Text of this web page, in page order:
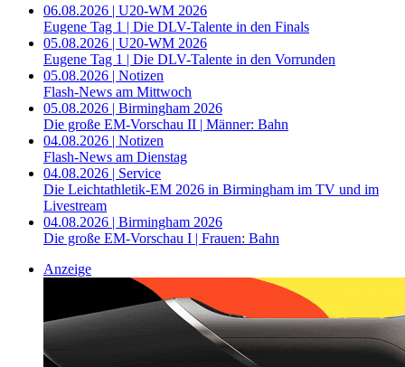
06.08.2026 | U20-WM 2026
Eugene Tag 1 | Die DLV-Talente in den Finals
05.08.2026 | U20-WM 2026
Eugene Tag 1 | Die DLV-Talente in den Vorrunden
05.08.2026 | Notizen
Flash-News am Mittwoch
05.08.2026 | Birmingham 2026
Die große EM-Vorschau II | Männer: Bahn
04.08.2026 | Notizen
Flash-News am Dienstag
04.08.2026 | Service
Die Leichtathletik-EM 2026 in Birmingham im TV und im
Livestream
04.08.2026 | Birmingham 2026
Die große EM-Vorschau I | Frauen: Bahn
Anzeige